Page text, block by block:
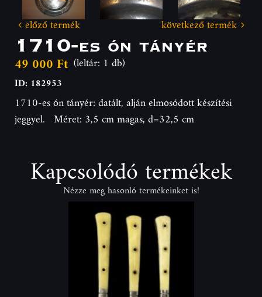
előző termék következő termék
1710-es ón tányér
49 000 Ft (leltár: 1 db)
ID: 182953
1710-es ón tányér: datált, alján elmosódott készítési
jeggyel. Méret: 3,5 cm magas, d=32,5 cm
Kapcsolódó termékek
Nézze meg hasonló termékeinket is!